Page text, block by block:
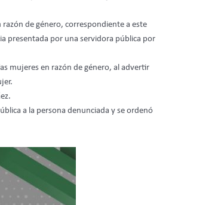
de género, correspondiente a este
presentada por una servidora pública por
mujeres en razón de género, al advertir
a la persona denunciada y se ordenó